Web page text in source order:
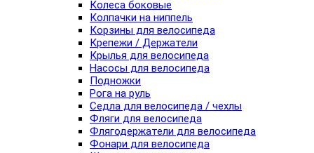
Колеса боковые
Колпачки на ниппель
Корзины для велосипеда
Крепежи / Держатели
Крылья для велосипеда
Насосы для велосипеда
Подножки
Рога на руль
Седла для велосипеда / чехлы
Фляги для велосипеда
Флягодержатели для велосипеда
Фонари для велосипеда